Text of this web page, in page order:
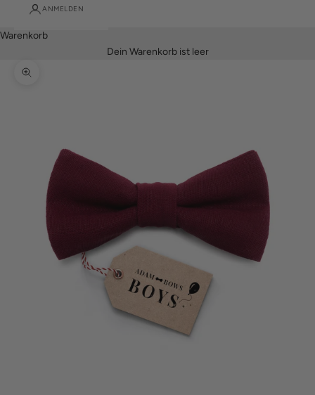
ANMELDEN
Warenkorb
Dein Warenkorb ist leer
Bild vergrößern